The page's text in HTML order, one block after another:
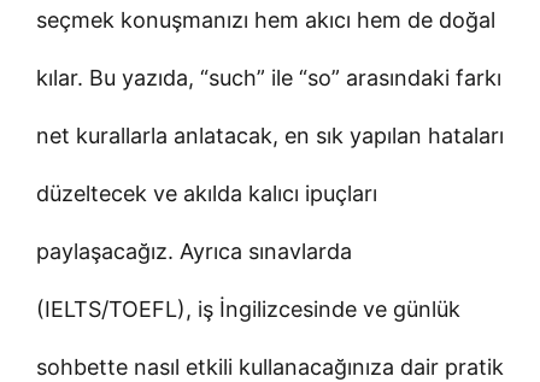
seçmek konuşmanızı hem akıcı hem de doğal
kılar. Bu yazıda, “such” ile “so” arasındaki farkı
net kurallarla anlatacak, en sık yapılan hataları
düzeltecek ve akılda kalıcı ipuçları
paylaşacağız. Ayrıca sınavlarda
(IELTS/TOEFL), iş İngilizcesinde ve günlük
sohbette nasıl etkili kullanacağınıza dair pratik